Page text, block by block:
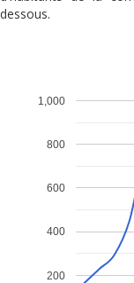
dessous.
200
400
600
800
1,000